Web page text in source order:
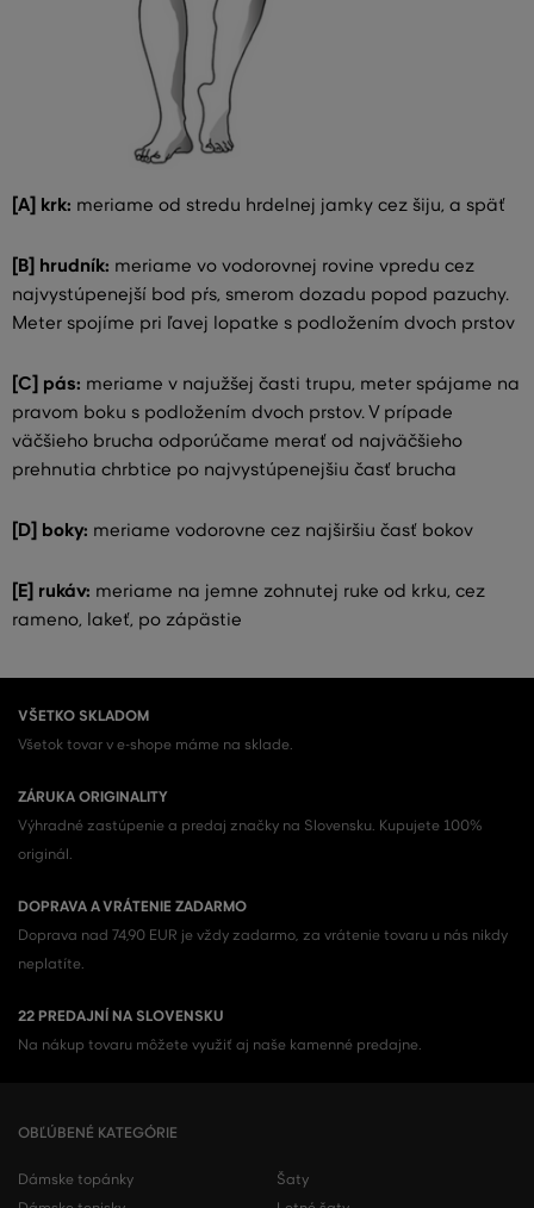
[A] krk: meriame od stredu hrdelnej jamky cez šiju, a späť
[B] hrudník: meriame vo vodorovnej rovine vpredu cez
najvystúpenejší bod pŕs, smerom dozadu popod pazuchy.
Meter spojíme pri ľavej lopatke s podložením dvoch prstov
[C] pás: meriame v najužšej časti trupu, meter spájame na
pravom boku s podložením dvoch prstov. V prípade
väčšieho brucha odporúčame merať od najväčšieho
prehnutia chrbtice po najvystúpenejšiu časť brucha
[D] boky: meriame vodorovne cez najširšiu časť bokov
[E] rukáv: meriame na jemne zohnutej ruke od krku, cez
rameno, lakeť, po zápästie
VŠETKO SKLADOM
Všetok tovar v e-shope máme na sklade.
ZÁRUKA ORIGINALITY
Výhradné zastúpenie a predaj značky na Slovensku. Kupujete 100%
originál.
DOPRAVA A VRÁTENIE ZADARMO
Doprava nad 74,90 EUR je vždy zadarmo, za vrátenie tovaru u nás nikdy
neplatíte.
22 PREDAJNÍ NA SLOVENSKU
Na nákup tovaru môžete využiť aj naše kamenné predajne.
OBĽÚBENÉ KATEGÓRIE
Dámske topánky
Šaty